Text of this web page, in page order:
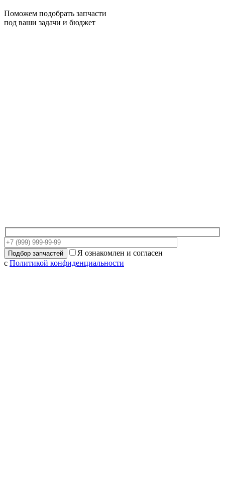
Поможем подобрать запчасти
под ваши задачи и бюджет
Я ознакомлен и согласен
с Политикой конфиденциальности